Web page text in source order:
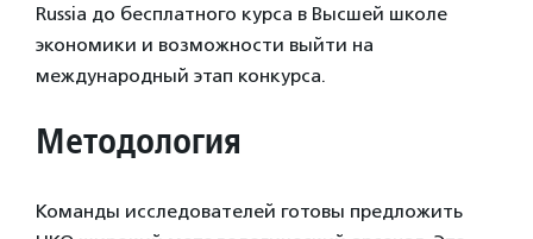
Russia до бесплатного курса в Высшей школе
экономики и возможности выйти на
международный этап конкурса.
Методология
Команды исследователей готовы предложить